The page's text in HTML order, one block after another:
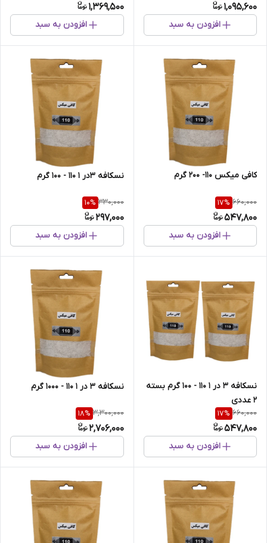
1,095,600
افزودن به سبد
1,369,500
افزودن به سبد
کافی میکس 110- 200 گرم
660,000
17%
547,800
افزودن به سبد
نسکافه 3در 1 110 - 100 گرم
330,000
10%
297,000
افزودن به سبد
نسکافه 3 در 1 110 - 100 گرم بسته
2 عددی
660,000
17%
547,800
افزودن به سبد
نسکافه 3 در 1 110 - 1000 گرم
3,300,000
18%
2,706,000
افزودن به سبد